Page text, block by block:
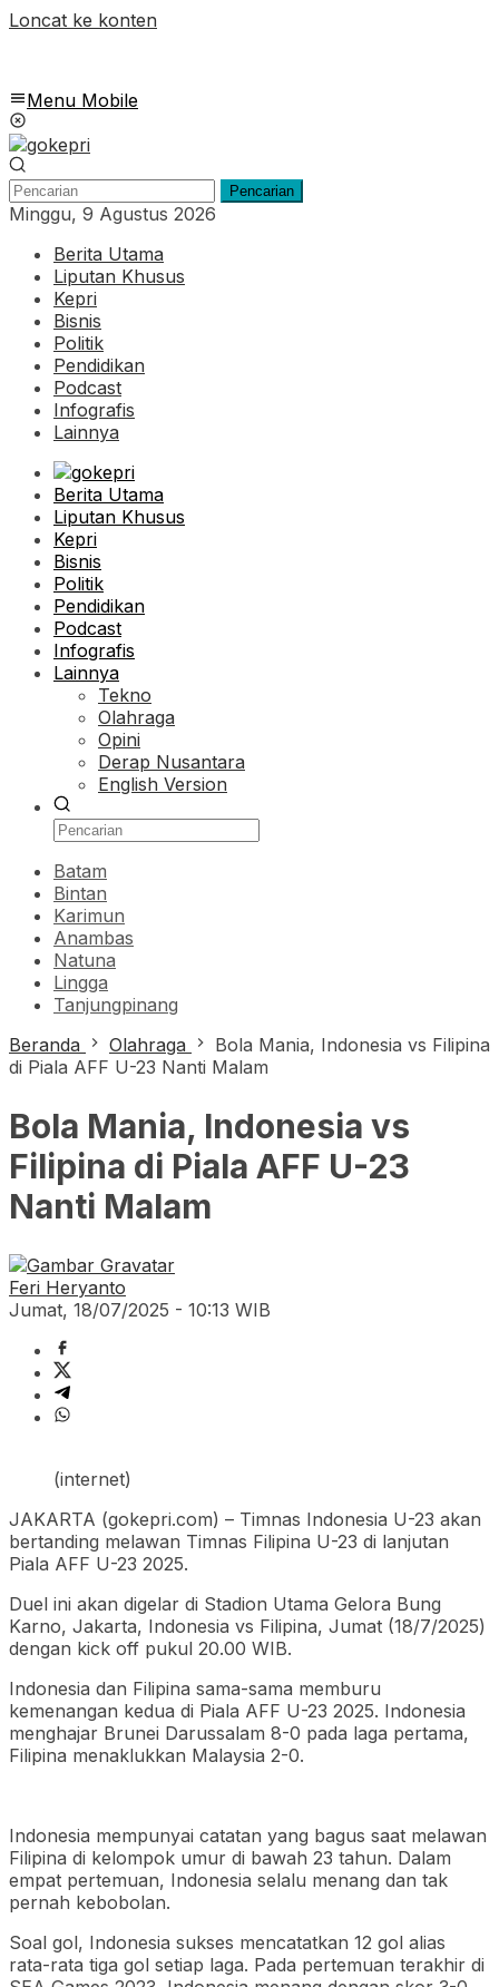
Loncat ke konten
Menu Mobile
Pencarian
Minggu, 9 Agustus 2026
Berita Utama
Liputan Khusus
Kepri
Bisnis
Politik
Pendidikan
Podcast
Infografis
Lainnya
Berita Utama
Liputan Khusus
Kepri
Bisnis
Politik
Pendidikan
Podcast
Infografis
Lainnya
Tekno
Olahraga
Opini
Derap Nusantara
English Version
Batam
Bintan
Karimun
Anambas
Natuna
Lingga
Tanjungpinang
Beranda
Olahraga
Bola Mania, Indonesia vs Filipina
di Piala AFF U-23 Nanti Malam
Bola Mania, Indonesia vs
Filipina di Piala AFF U-23
Nanti Malam
Feri Heryanto
Jumat, 18/07/2025 - 10:13 WIB
(internet)
JAKARTA (gokepri.com) – Timnas Indonesia U-23 akan
bertanding melawan Timnas Filipina U-23 di lanjutan
Piala AFF U-23 2025.
Duel ini akan digelar di Stadion Utama Gelora Bung
Karno, Jakarta, Indonesia vs Filipina, Jumat (18/7/2025)
dengan kick off pukul 20.00 WIB.
Indonesia dan Filipina sama-sama memburu
kemenangan kedua di Piala AFF U-23 2025. Indonesia
menghajar Brunei Darussalam 8-0 pada laga pertama,
Filipina menaklukkan Malaysia 2-0.
Indonesia mempunyai catatan yang bagus saat melawan
Filipina di kelompok umur di bawah 23 tahun. Dalam
empat pertemuan, Indonesia selalu menang dan tak
pernah kebobolan.
Soal gol, Indonesia sukses mencatatkan 12 gol alias
rata-rata tiga gol setiap laga. Pada pertemuan terakhir di